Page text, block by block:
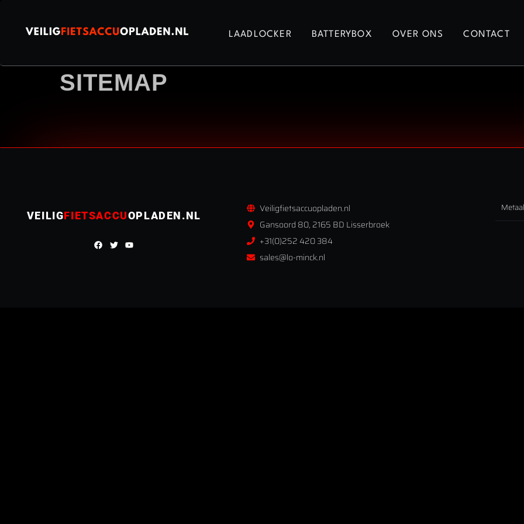
LAADLOCKER BATTERYBOX OVER ONS CONTACT
SITEMAP
VEILIGFIETSACCUOPLADEN.NL
Veiligfietsaccuopladen.nl
Gansoord 80, 2165 BD Lisserbroek
+31(0)252 420 384
sales@lo-minck.nl